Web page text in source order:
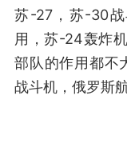
苏-27，苏-30
用，苏-24轰炸
部队的作用都不
战斗机，俄罗斯